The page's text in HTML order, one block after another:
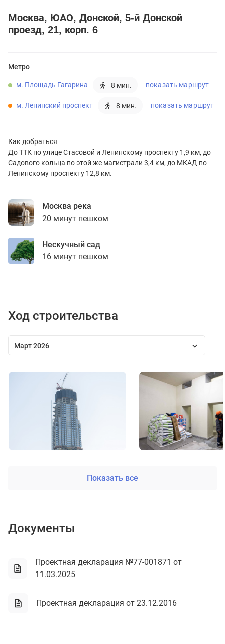
Москва ЮАО Донской 5-й Донской
проезд, 21, корп. 6
Метро
м. Площадь Гагарина 8 мин. показать маршрут
м. Ленинский проспект 8 мин. показать маршрут
Как добраться
До ТТК по улице Стасовой и Ленинскому проспекту 1,9 км, до
Садового кольца по этой же магистрали 3,4 км, до МКАД по
Ленинскому проспекту 12,8 км.
Москва река
20 минут пешком
Нескучный сад
16 минут пешком
Ход строительства
Март 2026
Показать все
Документы
Проектная декларация №77-001871 от
11.03.2025
Проектная декларация от 23.12.2016